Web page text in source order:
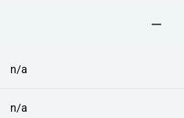
n/a
n/a